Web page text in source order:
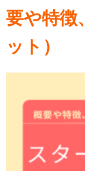
要や特徴
ット）